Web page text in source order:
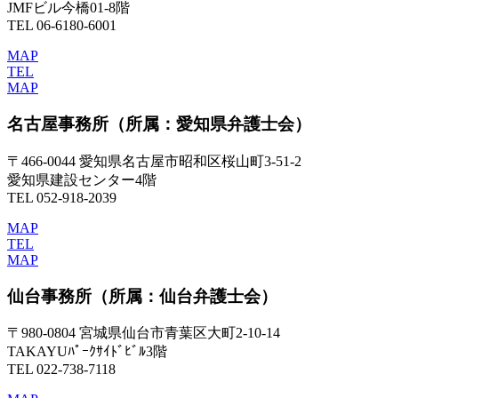
JMFビル今橋01-8階
TEL 06-6180-6001
MAP
TEL
MAP
名古屋事務所 （所属：愛知県弁護士会）
〒466-0044 愛知県名古屋市昭和区桜山町3-51-2
愛知県建設センター4階
TEL 052-918-2039
MAP
TEL
MAP
仙台事務所 （所属：仙台弁護士会）
〒980-0804 宮城県仙台市青葉区大町2-10-14
TAKAYUﾊﾟｰｸｻｲﾄﾞﾋﾞﾙ3階
TEL 022-738-7118